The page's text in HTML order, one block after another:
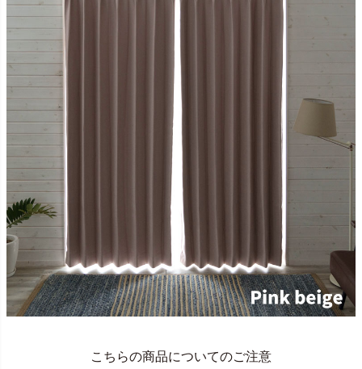
こちらの商品についてのご注意